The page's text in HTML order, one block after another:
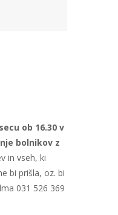
ob 16.30 v
bolnikov z
in vseh, ki
bi prišla, oz. bi
031 526 369